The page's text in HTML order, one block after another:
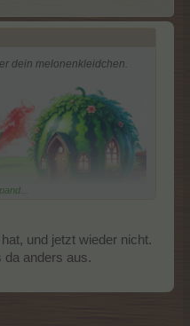
dein melonenkleidchen.
und jetzt wieder nicht.
da anders aus.